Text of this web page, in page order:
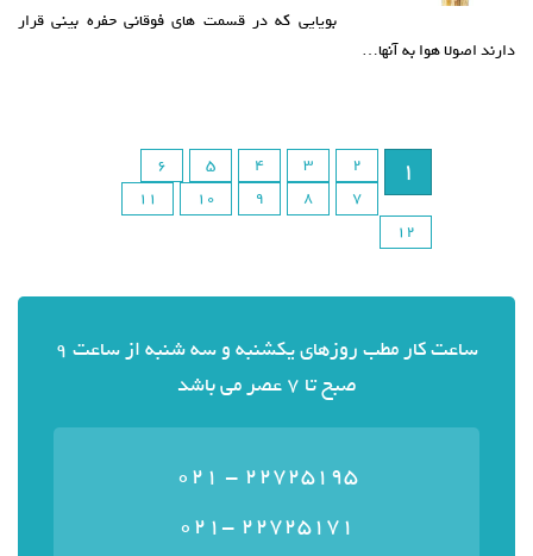
بویایی که در قسمت های فوقانی حفره بینی قرار
دارند اصولا هوا به آنها…
1
2
3
4
5
6
7
8
9
10
11
12
ساعت کار مطب روزهای یکشنبه و سه شنبه از ساعت 9
صبح تا 7 عصر می باشد
22725195 - 021
22725171 -021